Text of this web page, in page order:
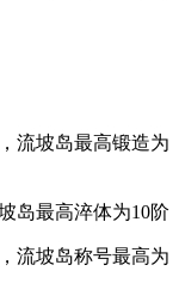
流坡岛最高锻造为
岛最高淬体为10阶
流坡岛称号最高为